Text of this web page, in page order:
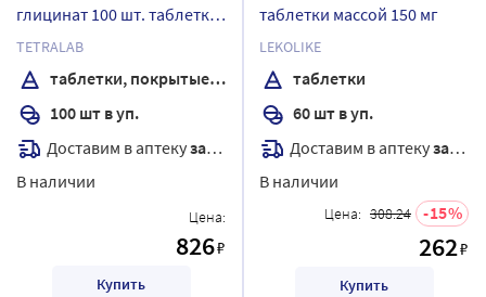
глицинат 100 шт. таблетки
массой 350 мг
TETRALAB
таблетки, покрытые оболочкой
100 шт в уп.
Доставим в аптекузавтра
В наличии
Цена:
826₽
Купить
таблетки массой 150 мг
LEKOLIKE
таблетки
60 шт в уп.
Доставим в аптекузавтра
В наличии
Цена: 308.24 15
262₽
Купить